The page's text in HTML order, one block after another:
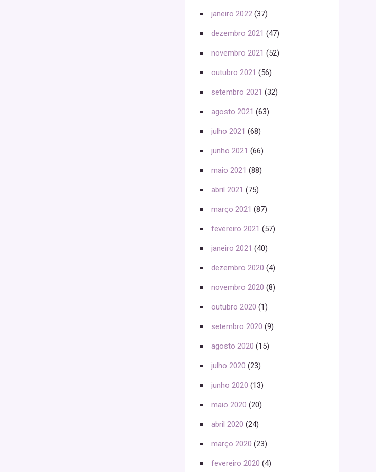
janeiro 2022 (37)
dezembro 2021 (47)
novembro 2021 (52)
outubro 2021 (56)
setembro 2021 (32)
agosto 2021 (63)
julho 2021 (68)
junho 2021 (66)
maio 2021 (88)
abril 2021 (75)
março 2021 (87)
fevereiro 2021 (57)
janeiro 2021 (40)
dezembro 2020 (4)
novembro 2020 (8)
outubro 2020 (1)
setembro 2020 (9)
agosto 2020 (15)
julho 2020 (23)
junho 2020 (13)
maio 2020 (20)
abril 2020 (24)
março 2020 (23)
fevereiro 2020 (4)